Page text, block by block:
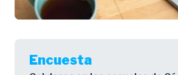
Encuesta